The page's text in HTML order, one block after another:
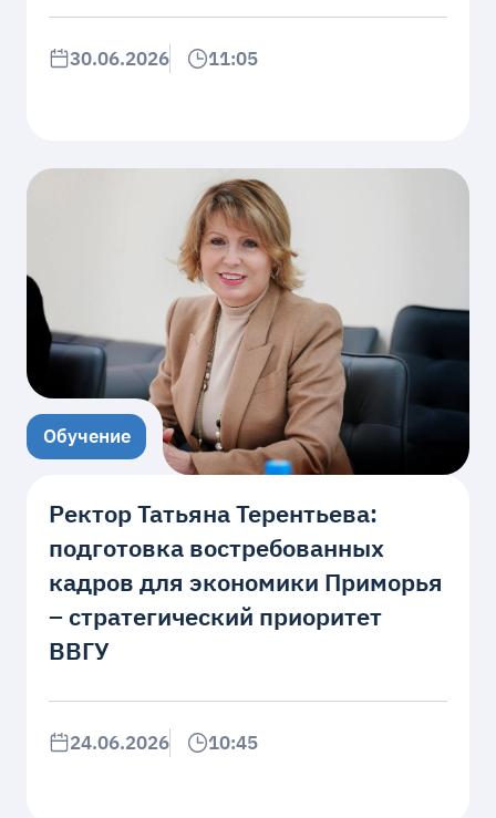
30.06.2026 11:05
Обучение
Ректор Татьяна Терентьева:
подготовка востребованных
кадров для экономики Приморья
– стратегический приоритет
ВВГУ
24.06.2026 10:45